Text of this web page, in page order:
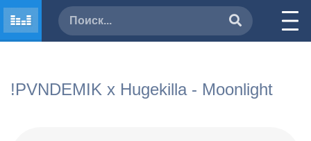
!PVNDEMIK x Hugekilla - Moonlight